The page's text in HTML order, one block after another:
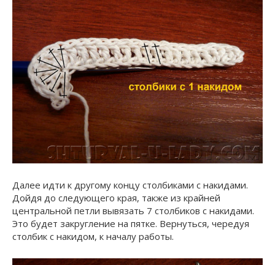
Далее идти к другому концу столбиками с накидами.
Дойдя до следующего края, также из крайней
центральной петли вывязать 7 столбиков с накидами.
Это будет закругление на пятке. Вернуться, чередуя
столбик с накидом, к началу работы.